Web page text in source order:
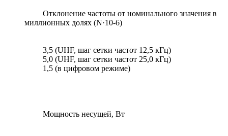
Отклонение частоты от номинального значения в
миллионных долях (N·10-6)
3,5 (UHF, шаг сетки частот 12,5 кГц)
5,0 (UHF, шаг сетки частот 25,0 кГц)
1,5 (в цифровом режиме)
Мощность несущей, Вт